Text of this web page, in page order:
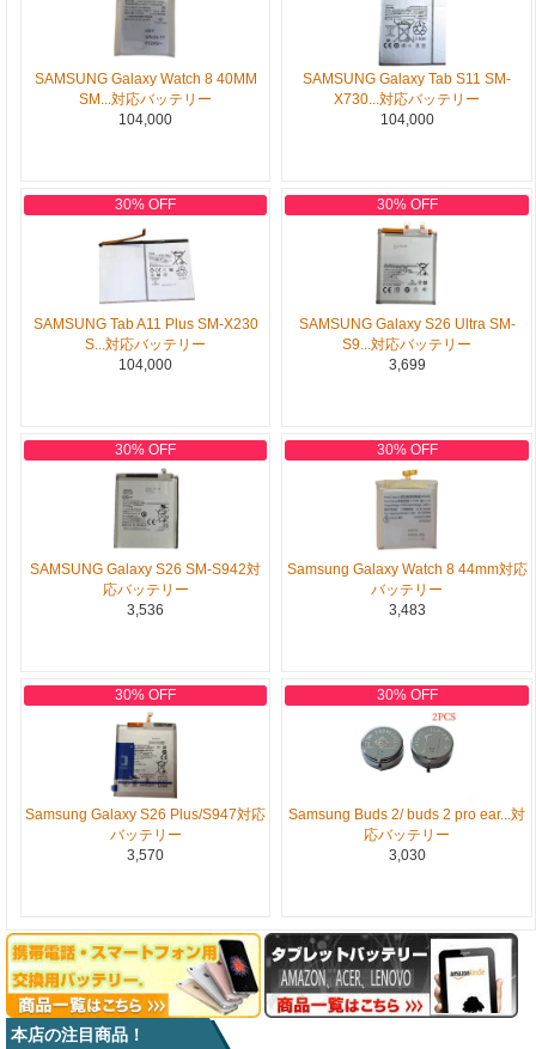
SAMSUNG Galaxy Watch 8 40MM
SM...対応バッテリー
104,000
SAMSUNG Galaxy Tab S11 SM-
X730...対応バッテリー
104,000
30% OFF
SAMSUNG Tab A11 Plus SM-X230
S...対応バッテリー
104,000
30% OFF
SAMSUNG Galaxy S26 Ultra SM-
S9...対応バッテリー
3,699
30% OFF
SAMSUNG Galaxy S26 SM-S942対
応バッテリー
3,536
30% OFF
Samsung Galaxy Watch 8 44mm対応
バッテリー
3,483
30% OFF
Samsung Galaxy S26 Plus/S947対応
バッテリー
3,570
30% OFF
Samsung Buds 2/ buds 2 pro ear...対
応バッテリー
3,030
本店の注目商品！